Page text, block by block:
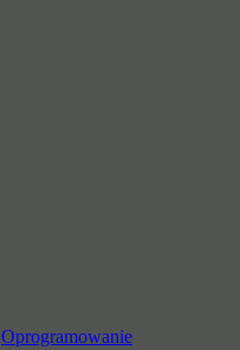
Oprogramowanie